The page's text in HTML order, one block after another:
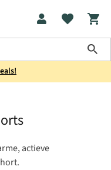
actieve